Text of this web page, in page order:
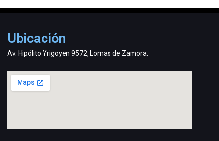
Ubicación
Av. Hipólito Yrigoyen 9572, Lomas de Zamora.